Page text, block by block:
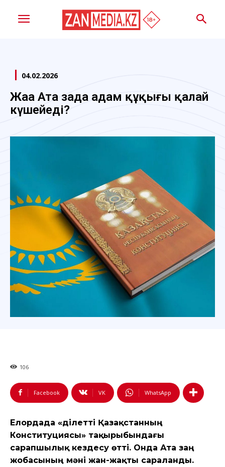
04.02.2026
Жаңа Ата заңда адам құқығы қалай
күшейеді?
106
Facebook VK WhatsApp
Елордада «Әділетті Қазақстанның
Конституциясы» тақырыбындағы
сарапшылық кездесу өтті. Онда Ата заң
жобасының мәні жан-жақты сараланды.